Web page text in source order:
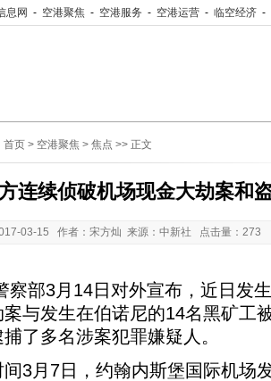
息网 - 空港聚焦 - 空港服务 - 空港运营 - 临空经济 -
首页 > 空港聚焦 > 焦点 >> 正文
连续侦破机场现金大劫案和
03-15 作者：宋方灿 来源：中新社 点击量： 273
3月14日对外宣布，近日发生
与发生在伯诺尼的14名黑矿工
了多名涉案犯罪嫌疑人。
月7日，约翰内斯堡国际机场